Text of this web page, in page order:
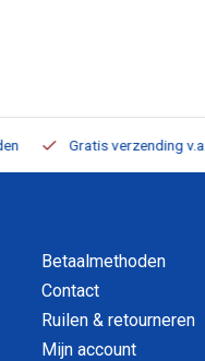
Gratis verzending v.a. 75,-
Betaalmethoden
Contact
Ruilen & retourneren
Mijn account